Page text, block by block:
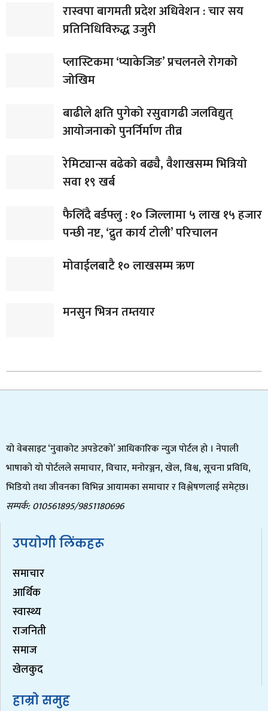
रास्वपा बागमती प्रदेश अधिवेशन : चार सय
प्रतिनिधिविरुद्ध उजुरी
प्लास्टिकमा ‘प्याकेजिङ’ प्रचलनले रोगको
जोखिम
बाढीले क्षति पुगेको रसुवागढी जलविद्युत्
आयोजनाको पुनर्निर्माण तीव्र
रेमिट्यान्स बढेको बढ्यै, वैशाखसम्म भित्रियो
सवा १९ खर्ब
फैलिँदै बर्डफ्लु : १० जिल्लामा ५ लाख १५ हजार
पन्छी नष्ट, ‘द्रुत कार्य टोली’ परिचालन
मोवाईलबाटै १० लाखसम्म ऋण
मनसुन भित्रन तम्तयार
यो वेबसाइट ‘नुवाकोट अपडेटको’ आधिकारिक न्युज पोर्टल हो । नेपाली
भाषाको यो पोर्टलले समाचार, विचार, मनोरञ्जन, खेल, विश्व, सूचना प्रविधि,
भिडियो तथा जीवनका विभिन्न आयामका समाचार र विश्लेषणलाई समेट्छ।
सम्पर्क: 010561895/9851180696
उपयोगी लिंकहरू
समाचार
आर्थिक
स्वास्थ्य
राजनिती
समाज
खेलकुद
हाम्रो समुह